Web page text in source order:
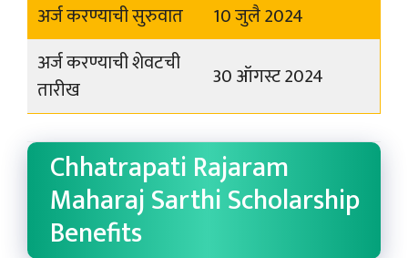
अर्ज करण्याची सुरुवात
10 जुलै 2024
अर्ज करण्याची शेवटची
तारीख
30 ऑगस्ट 2024
Chhatrapati Rajaram
Maharaj Sarthi Scholarship
Benefits